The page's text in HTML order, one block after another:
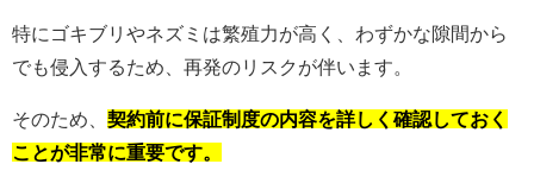
特にゴキブリやネズミは繁殖力が高く、わずかな隙間から
でも侵入するため、再発のリスクが伴います。
そのため、 契約前に保証制度の内容を詳しく確認しておく
ことが非常に重要です。